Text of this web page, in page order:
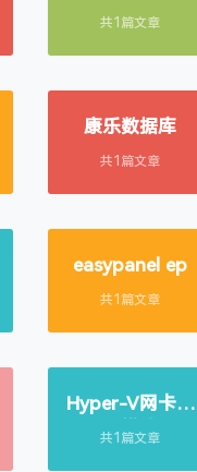
共1篇文章
康乐数据库
共1篇文章
easypanel ep
共1篇文章
Hyper-V网卡混
杂模式
共1篇文章